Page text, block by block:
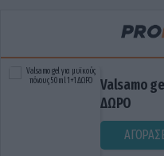
Valsamo
ΔΩΡΟ